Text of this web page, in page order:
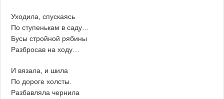
Уходила, спускаясь
По ступенькам в саду…
Бусы стройной рябины
Разбросав на ходу…
И вязала, и шила
По дороге холсты.
Разбавляла чернила